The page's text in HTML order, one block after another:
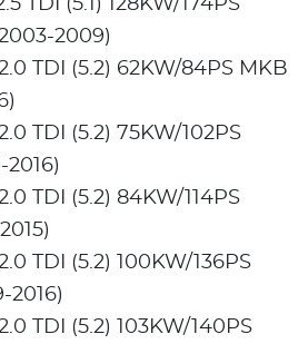
TDI (5.1) 128KW/174PS
2009)
TDI (5.2) 62KW/84PS MKB
TDI (5.2) 75KW/102PS
2016)
TDI (5.2) 84KW/114PS
TDI (5.2) 100KW/136PS
2016)
TDI (5.2) 103KW/140PS